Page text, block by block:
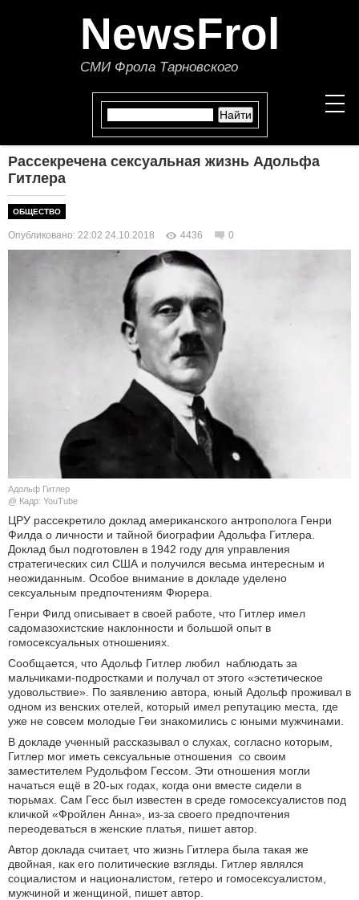
NewsFrol
СМИ Фрола Тарновского
ПОЛИТИКА
ЭКОНОМИКА
В МИРЕ
ОБЩЕСТВО
КУЛЬТУРА
НАУКА
СПОРТ
АВТО И МОТО
ЭГОИЗМ
БЛОГ
Рассекречена сексуальная жизнь Адольфа
Гитлера
ОБЩЕСТВО
Опубликовано: 22:02 24.10.2018 4436 0
Адольф Гитлер
@ Кадр: YouTube
ЦРУ рассекретило доклад американского антрополога Генри
Филда о личности и тайной биографии Адольфа Гитлера.
Доклад был подготовлен в 1942 году для управления
стратегических сил США и получился весьма интересным и
неожиданным. Особое внимание в докладе уделено
сексуальным предпочтениям Фюрера.
Генри Филд описывает в своей работе, что Гитлер имел
садомазохистские наклонности и большой опыт в
гомосексуальных отношениях.
Сообщается, что Адольф Гитлер любил наблюдать за
мальчиками-подростками и получал от этого «эстетическое
удовольствие». По заявлению автора, юный Адольф проживал в
одном из венских отелей, который имел репутацию места, где
уже не совсем молодые Геи знакомились с юными мужчинами.
В докладе ученный рассказывал о слухах, согласно которым,
Гитлер мог иметь сексуальные отношения со своим
заместителем Рудольфом Гессом. Эти отношения могли
начаться ещё в 20-ых годах, когда они вместе сидели в
тюрьмах. Сам Гесс был известен в среде гомосексуалистов под
кличкой «Фройлен Анна», из-за своего предпочтения
переодеваться в женские платья, пишет автор.
Автор доклада считает, что жизнь Гитлера была такая же
двойная, как его политические взгляды. Гитлер являлся
социалистом и националистом, гетеро и гомосексуалистом,
мужчиной и женщиной, пишет автор.